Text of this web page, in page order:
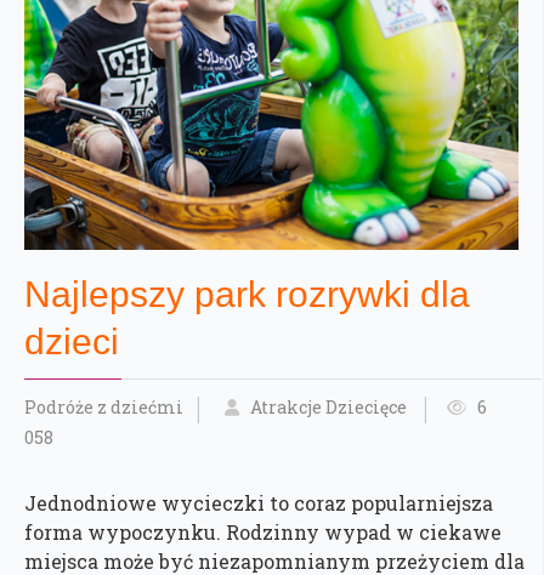
Najlepszy park rozrywki dla
dzieci
Podróże z dziećmi Atrakcje Dziecięce
6
058
Jednodniowe wycieczki to coraz popularniejsza
forma wypoczynku. Rodzinny wypad w ciekawe
miejsca może być niezapomnianym przeżyciem dla